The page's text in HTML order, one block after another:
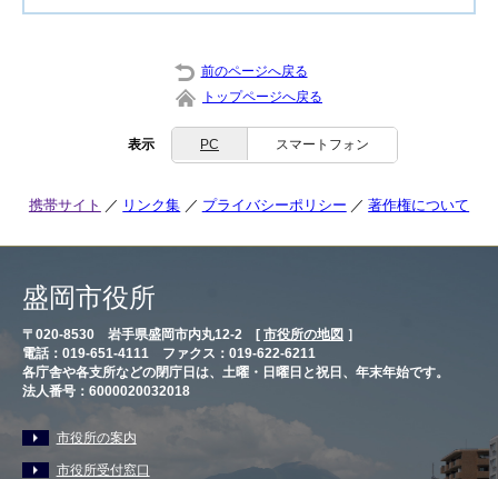
前のページへ戻る
トップページへ戻る
表示 PC スマートフォン
携帯サイト リンク集 プライバシーポリシー 著作権について
盛岡市役所
〒020-8530 岩手県盛岡市内丸12-2 [ 市役所の地図 ］
電話：019-651-4111 ファクス：019-622-6211
各庁舎や各支所などの閉庁日は、土曜・日曜日と祝日、年末年始です。
法人番号：6000020032018
市役所の案内
市役所受付窓口